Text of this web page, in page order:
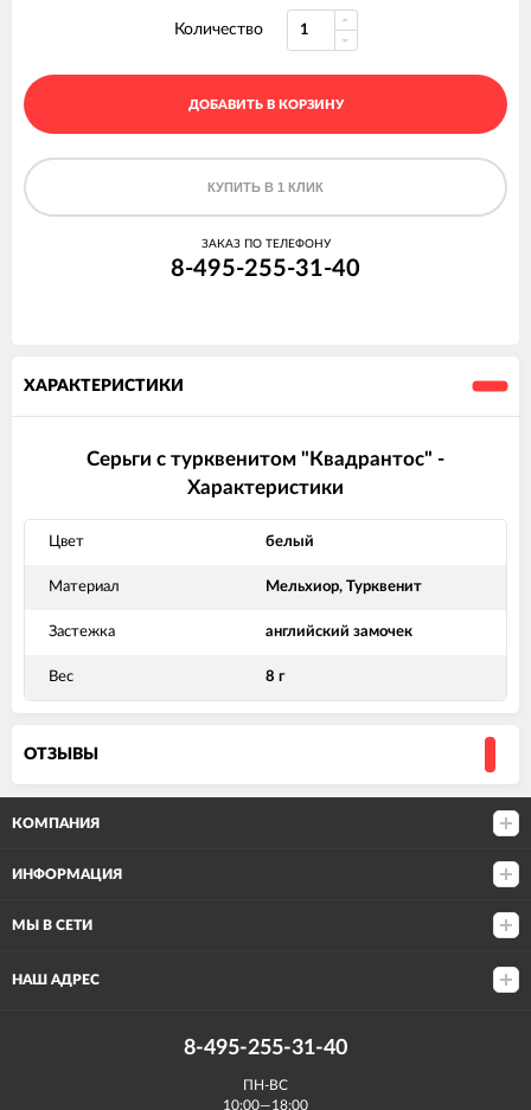
Количество
ДОБАВИТЬ В КОРЗИНУ
КУПИТЬ В 1 КЛИК
ЗАКАЗ ПО ТЕЛЕФОНУ
8-495-255-31-40
ХАРАКТЕРИСТИКИ
Серьги с турквенитом "Квадрантос" -
Характеристики
Цвет белый
Материал Мельхиор, Турквенит
Застежка английский замочек
Вес 8 г
ОТЗЫВЫ
КОМПАНИЯ
ИНФОРМАЦИЯ
МЫ В СЕТИ
НАШ АДРЕС
8-495-255-31-40
ПН-ВС
10:00—18:00